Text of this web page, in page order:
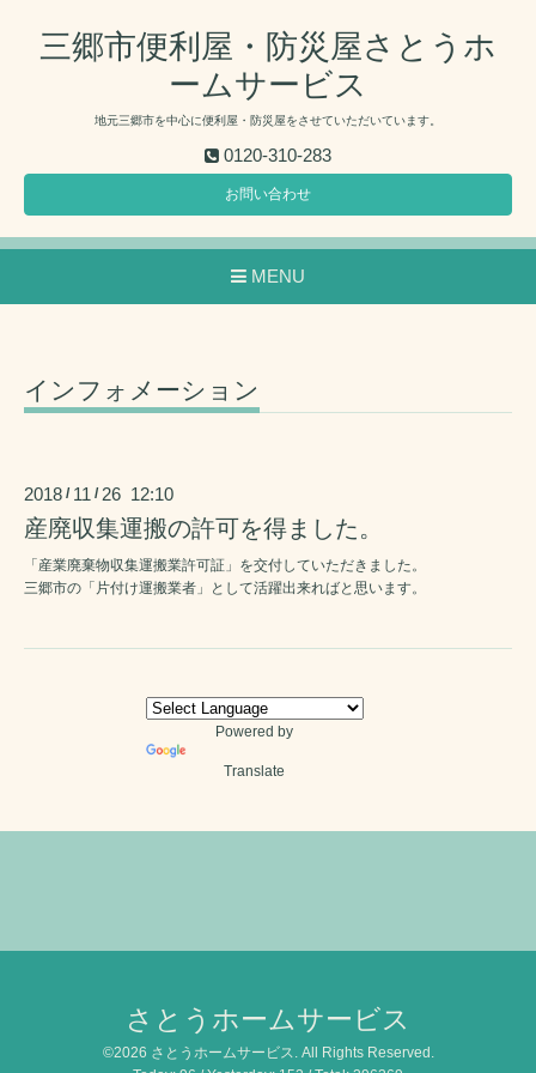
三郷市便利屋・防災屋さとうホ
ームサービス
地元三郷市を中心に便利屋・防災屋をさせていただいています。
0120-310-283
お問い合わせ
MENU
インフォメーション
2018 / 11 / 26 12:10
産廃収集運搬の許可を得ました。
「産業廃棄物収集運搬業許可証」を交付していただきました。
三郷市の「片付け運搬業者」として活躍出来ればと思います。
Powered by
Translate
さとうホームサービス
©2026 さとうホームサービス . All Rights Reserved.